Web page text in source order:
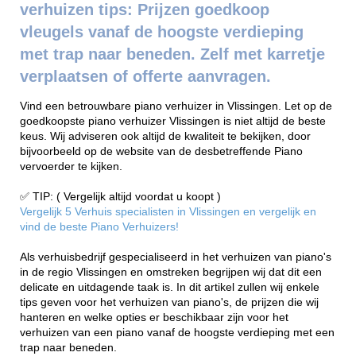
verhuizen tips: Prijzen goedkoop
vleugels vanaf de hoogste verdieping
met trap naar beneden. Zelf met karretje
verplaatsen of offerte aanvragen.
Vind een betrouwbare piano verhuizer in Vlissingen. Let op de
goedkoopste piano verhuizer Vlissingen is niet altijd de beste
keus. Wij adviseren ook altijd de kwaliteit te bekijken, door
bijvoorbeeld op de website van de desbetreffende Piano
vervoerder te kijken.
✅ TIP: ( Vergelijk altijd voordat u koopt )
Vergelijk 5 Verhuis specialisten in Vlissingen en vergelijk en
vind de beste Piano Verhuizers!
Als verhuisbedrijf gespecialiseerd in het verhuizen van piano's
in de regio Vlissingen en omstreken begrijpen wij dat dit een
delicate en uitdagende taak is. In dit artikel zullen wij enkele
tips geven voor het verhuizen van piano's, de prijzen die wij
hanteren en welke opties er beschikbaar zijn voor het
verhuizen van een piano vanaf de hoogste verdieping met een
trap naar beneden.